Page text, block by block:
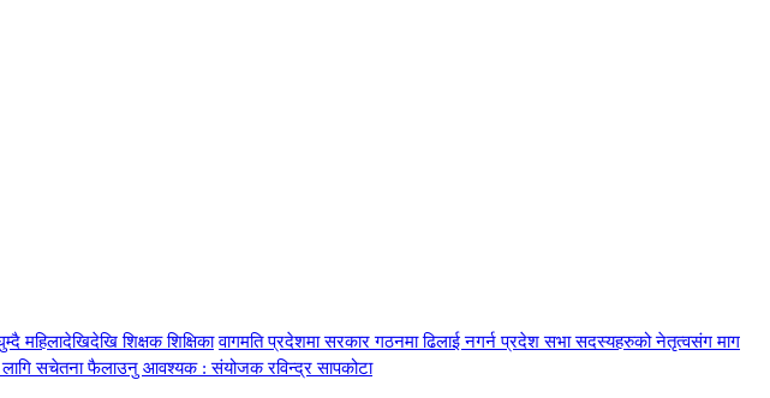
महिलादेखिदेखि शिक्षक शिक्षिका वागमति प्रदेशमा सरकार गठनमा ढिलाई नगर्न प्रदेश सभा सदस्यहरुको नेतृत्वसंग माग
लागि सचेतना फैलाउनु आवश्यक : संयोजक रविन्द्र सापकोटा